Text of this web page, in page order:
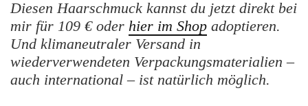
Diesen Haarschmuck kannst du jetzt direkt bei
mir für 109 € oder hier im Shop adoptieren.
Und klimaneutraler Versand in
wiederverwendeten Verpackungsmaterialien –
auch international – ist natürlich möglich.